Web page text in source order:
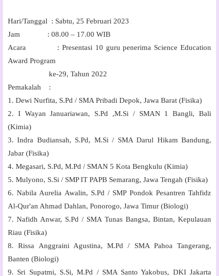
Hari/Tanggal : Sabtu, 25 Februari 2023
Jam : 08.00 – 17.00 WIB
Acara : Presentasi 10 guru penerima Science Education
Award Program
ke-29, Tahun 2022
Pemakalah :
1. Dewi Nurfita, S.Pd / SMA Pribadi Depok, Jawa Barat (Fisika)
2. I Wayan Januariawan, S.Pd ,M.Si / SMAN 1 Bangli, Bali
(Kimia)
3. Indra Budiansah, S.Pd, M.Si / SMA Darul Hikam Bandung,
Jabar (Fisika)
4. Megasari, S.Pd, M.Pd / SMAN 5 Kota Bengkulu (Kimia)
5. Mulyono, S.Si / SMP IT PAPB Semarang, Jawa Tengah (Fisika)
6. Nabila Aurelia Awalin, S.Pd / SMP Pondok Pesantren Tahfidz
Al-Qur'an Ahmad Dahlan, Ponorogo, Jawa Timur (Biologi)
7. Nafidh Anwar, S.Pd / SMA Tunas Bangsa, Bintan, Kepulauan
Riau (Fisika)
8. Rissa Anggraini Agustina, M.Pd / SMA Pahoa Tangerang,
Banten (Biologi)
9. Sri Supatmi, S.Si, M.Pd / SMA Santo Yakobus, DKI Jakarta